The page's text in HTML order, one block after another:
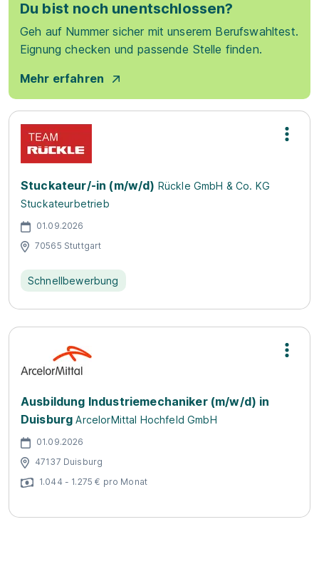
Du bist noch unentschlossen?
Geh auf Nummer sicher mit unserem Berufswahltest.
Eignung checken und passende Stelle finden.
Mehr erfahren
Stuckateur/-in (m/w/d) Rückle GmbH & Co. KG
Stuckateurbetrieb
01.09.2026
70565 Stuttgart
Schnellbewerbung
Ausbildung Industriemechaniker (m/w/d) in
Duisburg ArcelorMittal Hochfeld GmbH
01.09.2026
47137 Duisburg
1.044 - 1.275 € pro Monat